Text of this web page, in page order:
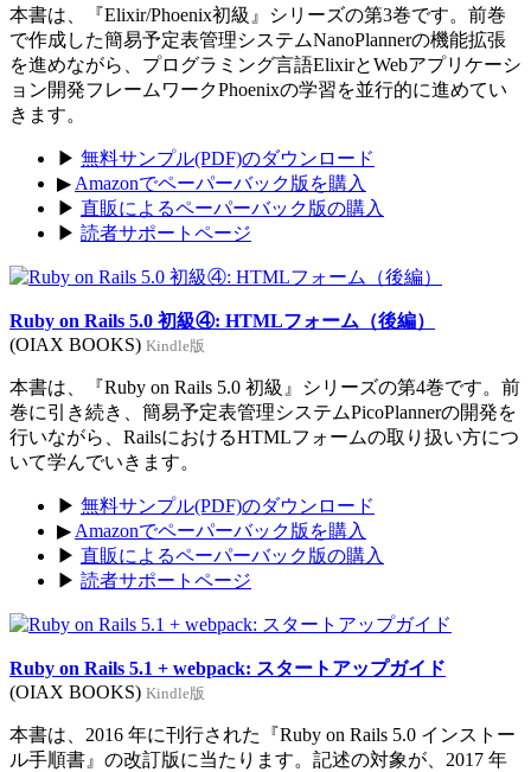
本書は、『Elixir/Phoenix初級』シリーズの第3巻です。前巻
で作成した簡易予定表管理システムNanoPlannerの機能拡張
を進めながら、プログラミング言語ElixirとWebアプリケーシ
ョン開発フレームワークPhoenixの学習を並行的に進めてい
きます。
▶ 無料サンプル(PDF)のダウンロード
▶ Amazonでペーパーバック版を購入
▶ 直販によるペーパーバック版の購入
▶ 読者サポートページ
Ruby on Rails 5.0 初級④: HTMLフォーム（後編）
(OIAX BOOKS) Kindle版
本書は、『Ruby on Rails 5.0 初級』シリーズの第4巻です。前
巻に引き続き、簡易予定表管理システムPicoPlannerの開発を
行いながら、RailsにおけるHTMLフォームの取り扱い方につ
いて学んでいきます。
▶ 無料サンプル(PDF)のダウンロード
▶ Amazonでペーパーバック版を購入
▶ 直販によるペーパーバック版の購入
▶ 読者サポートページ
Ruby on Rails 5.1 + webpack: スタートアップガイド
(OIAX BOOKS) Kindle版
本書は、2016 年に刊行された『Ruby on Rails 5.0 インストー
ル手順書』の改訂版に当たります。記述の対象が、2017 年